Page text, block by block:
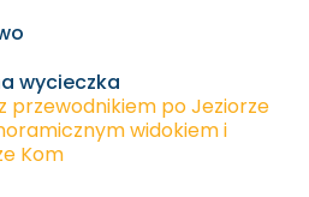
wycieczka
przewodnikiem po Jeziorze
widokiem i
Kom